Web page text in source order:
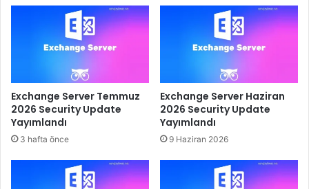
Exchange Server Temmuz
2026 Security Update
Yayımlandı
3 hafta önce
Exchange Server Haziran
2026 Security Update
Yayımlandı
9 Haziran 2026